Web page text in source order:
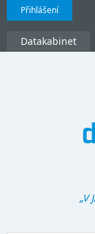
Přihlášení
Datakabinet
„V